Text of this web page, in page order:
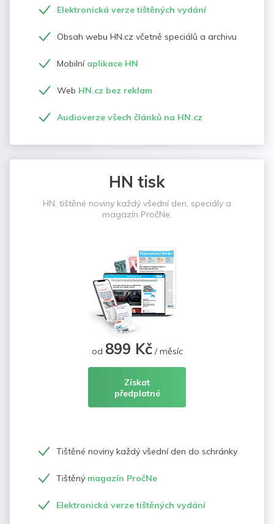
Elektronická verze tištěných vydání
Obsah webu HN.cz včetně speciálů a archivu
Mobilní aplikace HN
Web HN.cz bez reklam
Audioverze všech článků na HN.cz
HN tisk
HN, tištěné noviny každý všední den, speciály a
magazín PročNe.
od 899 Kč/ měsíc
Získat
předplatné
Tištěné noviny každý všední den do schránky
Tištěný magazín PročNe
Elektronická verze tištěných vydání